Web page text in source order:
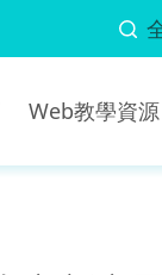
Web教學資源